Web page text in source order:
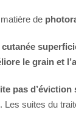
de
le grain et
pas d’éviction
Les suites du